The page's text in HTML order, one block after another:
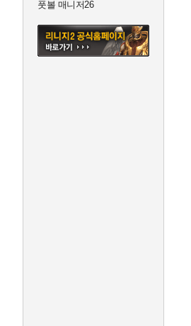
풋볼 매니저26